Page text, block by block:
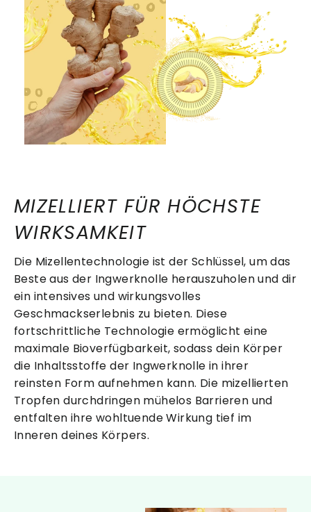
MIZELLIERT FÜR HÖCHSTE
WIRKSAMKEIT
Die Mizellentechnologie ist der Schlüssel, um das
Beste aus der Ingwerknolle herauszuholen und dir
ein intensives und wirkungsvolles
Geschmackserlebnis zu bieten. Diese
fortschrittliche Technologie ermöglicht eine
maximale Bioverfügbarkeit, sodass dein Körper
die Inhaltsstoffe der Ingwerknolle in ihrer
reinsten Form aufnehmen kann. Die mizellierten
Tropfen durchdringen mühelos Barrieren und
entfalten ihre wohltuende Wirkung tief im
Inneren deines Körpers.